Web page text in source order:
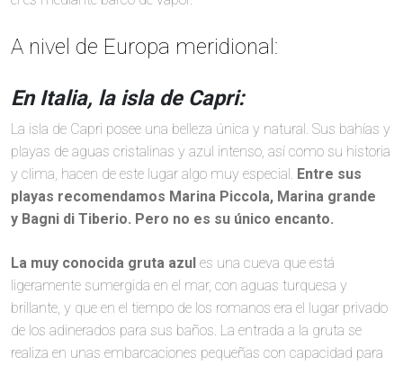
A nivel de Europa meridional:
En Italia, la isla de Capri:
La isla de Capri posee una belleza única y natural. Sus bahías y
playas de aguas cristalinas y azul intenso, así como su historia
y clima, hacen de este lugar algo muy especial. Entre sus
playas recomendamos Marina Piccola, Marina grande
y Bagni di Tiberio. Pero no es su único encanto.
La muy conocida gruta azul es una cueva que está
ligeramente sumergida en el mar, con aguas turquesa y
brillante, y que en el tiempo de los romanos era el lugar privado
de los adinerados para sus baños. La entrada a la gruta se
realiza en unas embarcaciones pequeñas con capacidad para